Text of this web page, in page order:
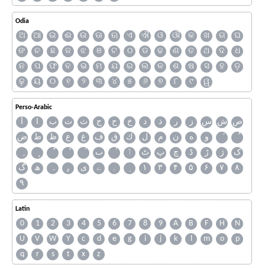
Odia
ଅ ଆ ଇ ଈ ଉ ଊ ଋ ଏ ଐ ଓ ଔ କ ଖ ଗ
ଘ
ଙ
ଚ ଛ ଜ ଝ ଞ ଟ ଠ ଡ ଢ ଣ ତ ଥ ଦ
ଧ
ନ
ପ ଫ ବ ଭ ମ ଯ ର ଲ ଳ ଶ ଷ ସ ହ
ଡ଼
ଢ଼
ୟ ୦ ୧ ୨ ୩ ୪ ୫ ୬ ୭ ୮ ୯ ୱ
Perso-Arabic
آ ا ب ت ث ج ح خ د ذ ر ز س ش ص
ض
ط ظ ع غ ف ق ك ل م ن ه
و
ٮ
ٲ ٹ پ چ ڈ ڑ ژ
ک
گ
ھ ہ ۄ ی ے ۔ ۱ ۳ ۴ ۵ ۶ ۷
۸
۹
Latin
0 1 2 3 4 5 6 7 8 9 A B F H
N
U
V W Y c d e g i j k l m o
p
q
r s t x z